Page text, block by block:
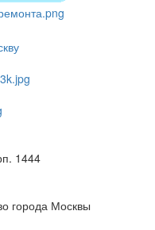
1444
города Москвы